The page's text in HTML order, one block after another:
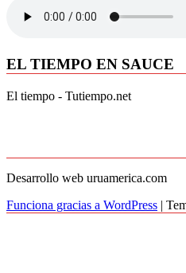
EL TIEMPO EN SAUCE
El tiempo - Tutiempo.net
Desarrollo web uruamerica.com
Funciona gracias a WordPress |